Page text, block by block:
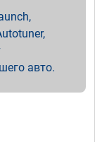
авто.